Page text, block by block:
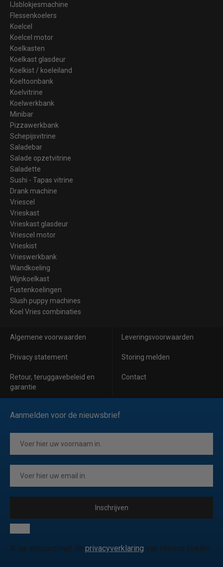
IJsblokjesmachine
Flessenkoelers
Koelcel
Koelcel motor
Koelkasten
Koelkast glasdeur
Koelkist / koeleiland
Koeltoonbank
Koelvitrine
Koelwerkbank
Minibar
Pizzawerkbank
Schepijsvitrine
Saladebar
Salade opzetvitrine
Saladette
Sushi - Tapas vitrine
Drank machine
Vriescel
Vrieskast
Vrieskast glasdeur
Vriescel motor
Vrieskist
Vrieswerkbank
Wandkoeling
Wijnkoelkast
Fustenkoelingen
Slush puppy machines
Koel Vries combinaties
Algemene voorwaarden Leveringsvoorwaarden
Privacy statement Storing melden
Retour, teruggavebeleid en
garantie
Contact
Aanmelden voor de nieuwsbrief
Inschrijven
Ik ga akkoord met de privacyverklaring van Horeca koelen